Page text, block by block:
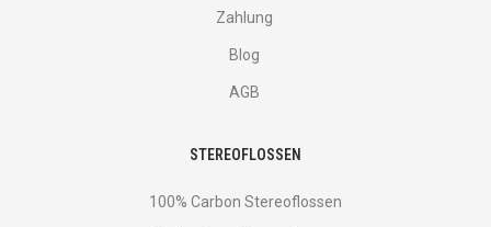
Zahlung
Blog
AGB
STEREOFLOSSEN
100% Carbon Stereoflossen